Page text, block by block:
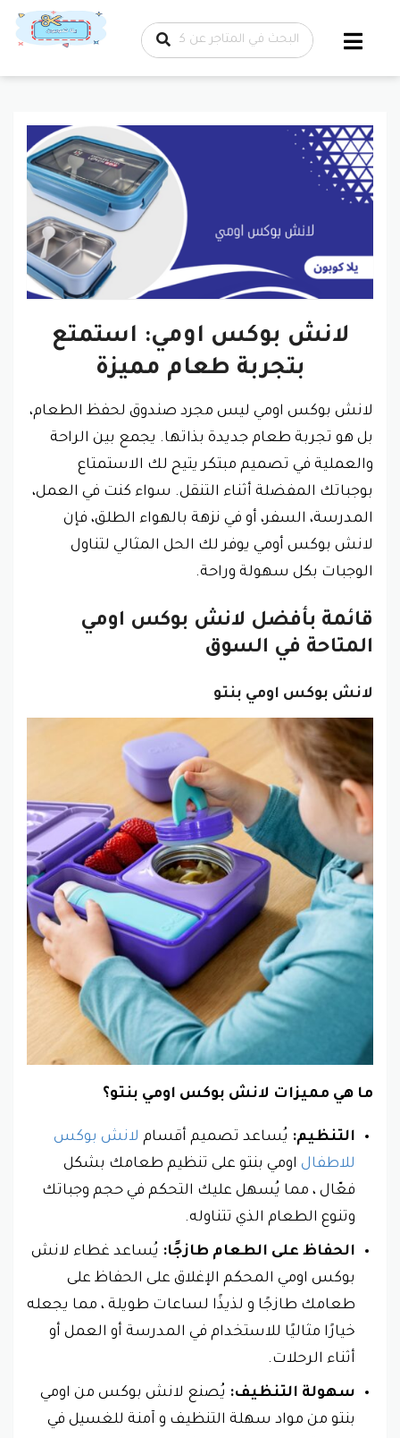
تخطي إلى
المحتوى
لانش بوكس اومي: استمتع
بتجربة طعام مميزة
لانش بوكس اومي ليس مجرد صندوق لحفظ الطعام،
بل هو تجربة طعام جديدة بذاتها. يجمع بين الراحة
والعملية في تصميم مبتكر يتيح لك الاستمتاع
بوجباتك المفضلة أثناء التنقل. سواء كنت في العمل،
المدرسة، السفر، أو في نزهة بالهواء الطلق، فإن
لانش بوكس أومي يوفر لك الحل المثالي لتناول
الوجبات بكل سهولة وراحة.
قائمة بأفضل لانش بوكس اومي
المتاحة في السوق
لانش بوكس اومي بنتو
ما هي مميزات لانش بوكس اومي بنتو؟
التنظيم: يُساعد تصميم أقسام لانش بوكس
للاطفال اومي بنتو على تنظيم طعامك بشكل
فعّال ، مما يُسهل عليك التحكم في حجم وجباتك
وتنوع الطعام الذي تتناوله.
الحفاظ على الطعام طازجًا: يُساعد غطاء لانش
بوكس اومي المحكم الإغلاق على الحفاظ على
طعامك طازجًا و لذيذًا لساعات طويلة ، مما يجعله
خيارًا مثاليًا للاستخدام في المدرسة أو العمل أو
أثناء الرحلات.
سهولة التنظيف: يُصنع لانش بوكس من اومي
بنتو من مواد سهلة التنظيف و آمنة للغسيل في